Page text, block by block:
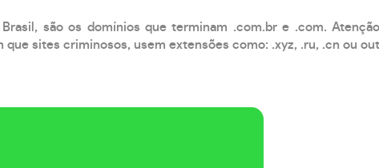
são os domínios que terminam .com.br e .com.
sites criminosos, usem extensões como: .xyz, .ru, .cn ou